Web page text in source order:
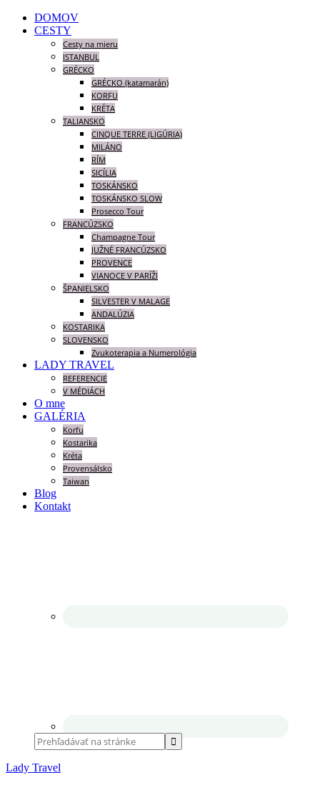
DOMOV
CESTY
Cesty na mieru
ISTANBUL
GRÉCKO
GRÉCKO (katamarán)
KORFU
KRÉTA
TALIANSKO
CINQUE TERRE (LIGÚRIA)
MILÁNO
RÍM
SICÍLIA
TOSKÁNSKO
TOSKÁNSKO SLOW
Prosecco Tour
FRANCÚZSKO
Champagne Tour
JUŽNÉ FRANCÚZSKO
PROVENCE
VIANOCE V PARÍŽI
ŠPANIELSKO
SILVESTER V MALAGE
ANDALÚZIA
KOSTARIKA
SLOVENSKO
Zvukoterapia a Numerológia
LADY TRAVEL
REFERENCIE
V MÉDIÁCH
O mne
GALÉRIA
Korfu
Kostarika
Kréta
Provensálsko
Taiwan
Blog
Kontakt
Lady Travel